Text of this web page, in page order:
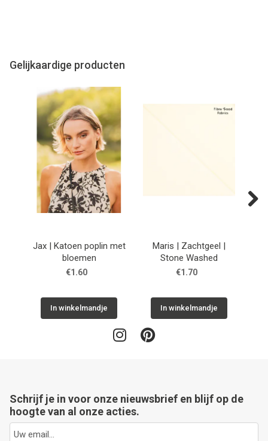
Gelijkaardige producten
Jax | Katoen poplin met
bloemen
€1.60
In winkelmandje
Maris | Zachtgeel |
Stone Washed
€1.70
In winkelmandje
Schrijf je in voor onze nieuwsbrief en blijf op de
hoogte van al onze acties.